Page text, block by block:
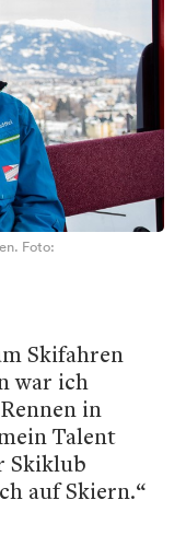
Foto:
Skifahren
war ich
in
Talent
Skiklub
auf Skiern.“